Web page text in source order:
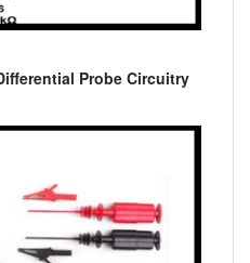
Probe Circuitry